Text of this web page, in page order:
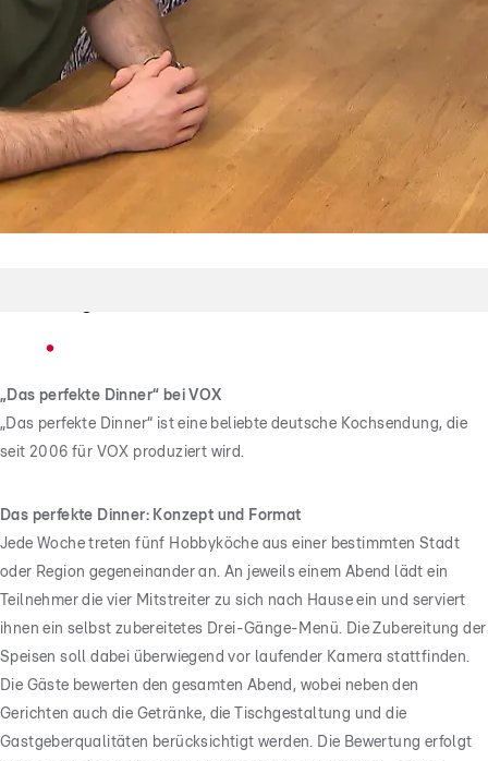
„Das perfekte Dinner“ bei VOX
„Das perfekte Dinner“ ist eine beliebte deutsche Kochsendung, die
seit 2006 für VOX produziert wird.
Das perfekte Dinner: Konzept und Format
Jede Woche treten fünf Hobbyköche aus einer bestimmten Stadt
oder Region gegeneinander an. An jeweils einem Abend lädt ein
Teilnehmer die vier Mitstreiter zu sich nach Hause ein und serviert
ihnen ein selbst zubereitetes Drei-Gänge-Menü. Die Zubereitung der
Speisen soll dabei überwiegend vor laufender Kamera stattfinden.
Die Gäste bewerten den gesamten Abend, wobei neben den
Gerichten auch die Getränke, die Tischgestaltung und die
Gastgeberqualitäten berücksichtigt werden. Die Bewertung erfolgt